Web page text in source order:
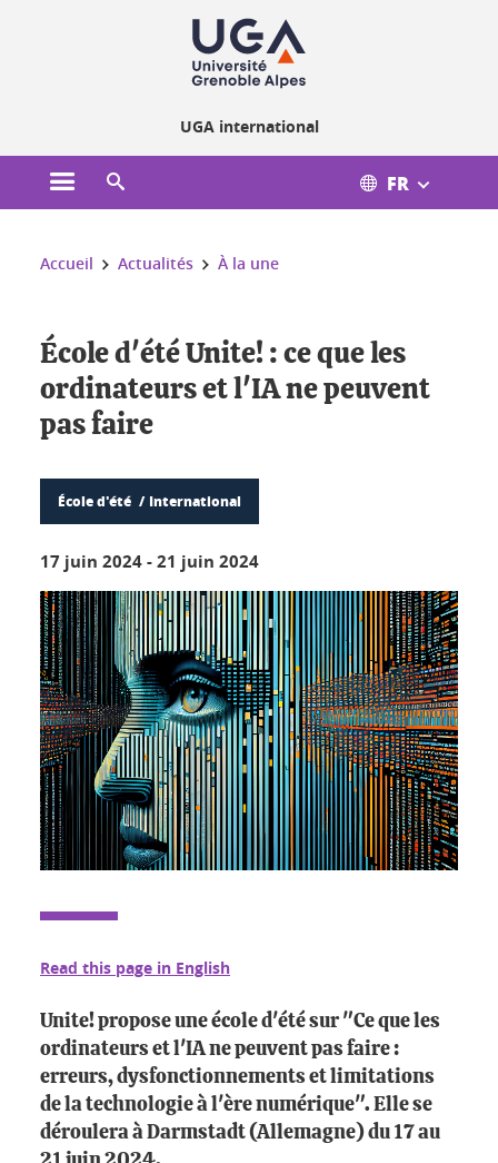
UGA international
Ouvrir le menu principal FR
Vous êtes ici :
Accueil Actualités À la une
École d'été Unite! : ce que les
ordinateurs et l'IA ne peuvent
pas faire
École d'été International
17 juin 2024-21 juin 2024
Read this page in English
Unite! propose une école d'été sur "Ce que les
ordinateurs et l'IA ne peuvent pas faire :
erreurs, dysfonctionnements et limitations
de la technologie à l'ère numérique". Elle se
déroulera à Darmstadt (Allemagne) du 17 au